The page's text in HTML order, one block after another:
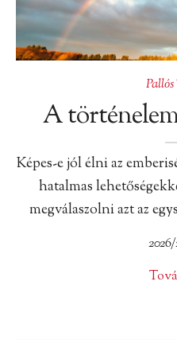
A
Képes-e jól élni az
hatalmas
megválaszolni azt az